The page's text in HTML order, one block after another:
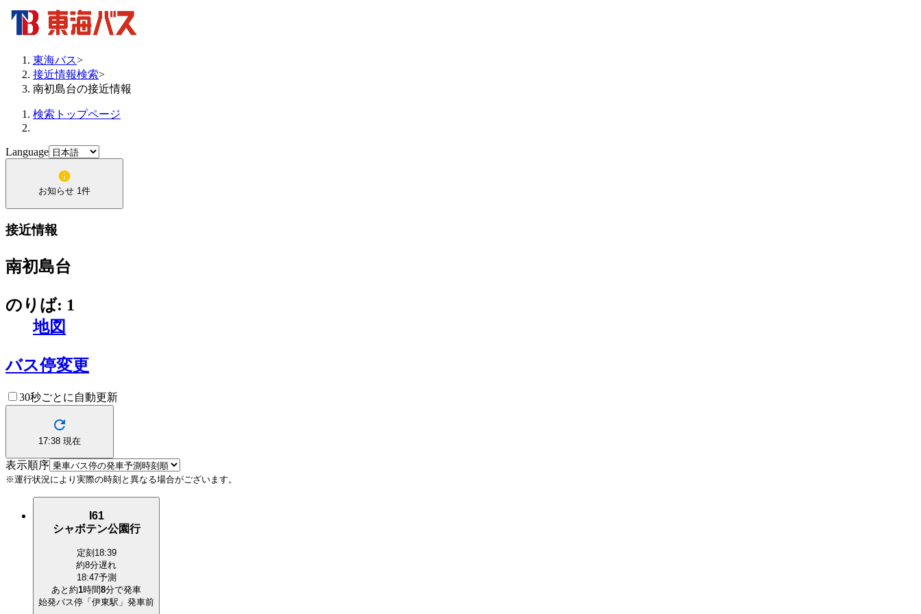
東海バス>
接近情報検索>
南初島台の接近情報
検索トップページ
Language
お知らせ 1件
接近情報
南初島台
のりば: 1
地図
バス停変更
30秒ごとに自動更新
17:38 現在
表示順序
※運行状況により実際の時刻と異なる場合がございます。
I61
シャボテン公園行
定刻 18:39
約8分遅れ
18:47予測
あと約1時間8分で発車
始発バス停「伊東駅」発車前